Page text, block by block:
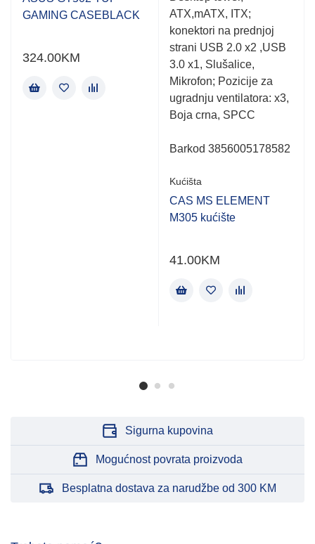
of
5
GAMING CASEBLACK
324.00KM
of
5
ATX,mATX, ITX;
konektori na prednjoj
strani USB 2.0 x2 ,USB
3.0 x1, Slušalice,
Mikrofon; Pozicije za
ugradnju ventilatora: x3,
Boja crna, SPCC
Barkod 3856005178582
Kućišta
CAS MS ELEMENT
M305 kućište
41.00KM
Sigurna kupovina
Mogućnost povrata proizvoda
Besplatna dostava za narudžbe od 300 KM